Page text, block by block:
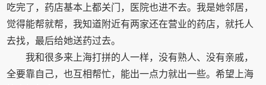
吃完了，药店基本上都关门，医院也进不去。我是她邻居，
觉得能帮就帮，我知道附近有两家还在营业的药店，就托人
去找，最后给她送药过去。
我和很多来上海打拼的人一样，没有熟人、没有亲戚，
全要靠自己，也互相帮忙，能出一点力就出一些。希望上海